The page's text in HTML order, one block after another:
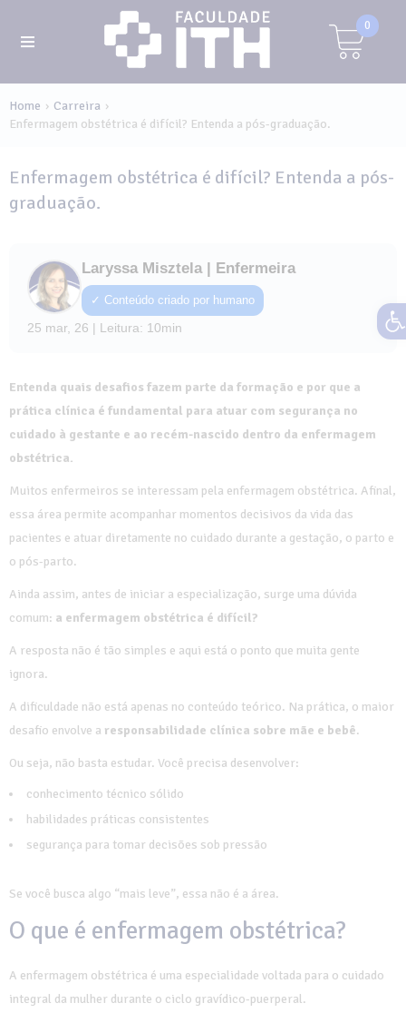
0
Home › Carreira ›
Enfermagem obstétrica é difícil? Entenda a pós-graduação.
Enfermagem obstétrica é difícil? Entenda a pós-
graduação.
Laryssa Misztela | Enfermeira
✓ Conteúdo criado por humano
25 mar, 26 | Leitura: 10min
Entenda quais desafios fazem parte da formação e por que a
prática clínica é fundamental para atuar com segurança no
cuidado à gestante e ao recém-nascido dentro da enfermagem
obstétrica.
Muitos enfermeiros se interessam pela enfermagem obstétrica. Afinal,
essa área permite acompanhar momentos decisivos da vida das
pacientes e atuar diretamente no cuidado durante a gestação, o parto e
o pós-parto.
Ainda assim, antes de iniciar a especialização, surge uma dúvida
comum: a enfermagem obstétrica é difícil?
A resposta não é tão simples e aqui está o ponto que muita gente
ignora.
A dificuldade não está apenas no conteúdo teórico. Na prática, o maior
desafio envolve a responsabilidade clínica sobre mãe e bebê.
Ou seja, não basta estudar. Você precisa desenvolver:
conhecimento técnico sólido
habilidades práticas consistentes
segurança para tomar decisões sob pressão
Se você busca algo “mais leve”, essa não é a área.
O que é enfermagem obstétrica?
A enfermagem obstétrica é uma especialidade voltada para o cuidado
integral da mulher durante o ciclo gravídico-puerperal.